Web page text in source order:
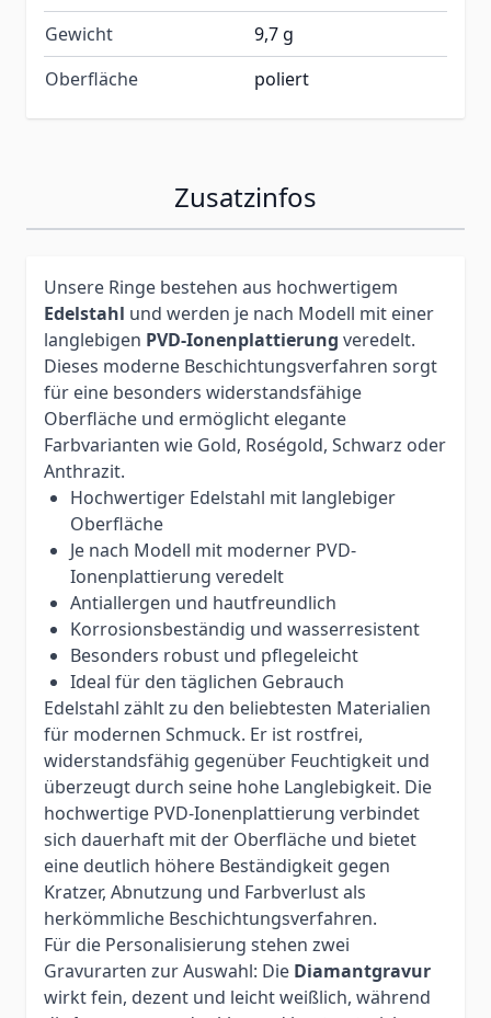
Gewicht
9,7 g
Oberfläche
poliert
Zusatzinfos
Unsere Ringe bestehen aus hochwertigem
Edelstahl und werden je nach Modell mit einer
langlebigen PVD-Ionenplattierung veredelt.
Dieses moderne Beschichtungsverfahren sorgt
für eine besonders widerstandsfähige
Oberfläche und ermöglicht elegante
Farbvarianten wie Gold, Roségold, Schwarz oder
Anthrazit.
Hochwertiger Edelstahl mit langlebiger
Oberfläche
Je nach Modell mit moderner PVD-
Ionenplattierung veredelt
Antiallergen und hautfreundlich
Korrosionsbeständig und wasserresistent
Besonders robust und pflegeleicht
Ideal für den täglichen Gebrauch
Edelstahl zählt zu den beliebtesten Materialien
für modernen Schmuck. Er ist rostfrei,
widerstandsfähig gegenüber Feuchtigkeit und
überzeugt durch seine hohe Langlebigkeit. Die
hochwertige PVD-Ionenplattierung verbindet
sich dauerhaft mit der Oberfläche und bietet
eine deutlich höhere Beständigkeit gegen
Kratzer, Abnutzung und Farbverlust als
herkömmliche Beschichtungsverfahren.
Für die Personalisierung stehen zwei
Gravurarten zur Auswahl: Die Diamantgravur
wirkt fein, dezent und leicht weißlich, während